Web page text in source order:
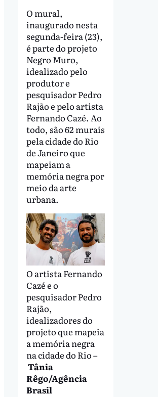
O mural,
inaugurado nesta
segunda-feira (23),
é parte do projeto
Negro Muro,
idealizado pelo
produtor e
pesquisador Pedro
Rajão e pelo artista
Fernando Cazé. Ao
todo, são 62 murais
pela cidade do Rio
de Janeiro que
mapeiam a
memória negra por
meio da arte
urbana.
O artista Fernando
Cazé e o
pesquisador Pedro
Rajão,
idealizadores do
projeto que mapeia
a memória negra
na cidade do Rio –
Tânia
Rêgo/Agência
Brasil